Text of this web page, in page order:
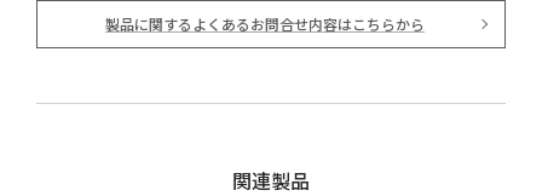
製品に関するよくあるお問合せ内容はこちらから
関連製品